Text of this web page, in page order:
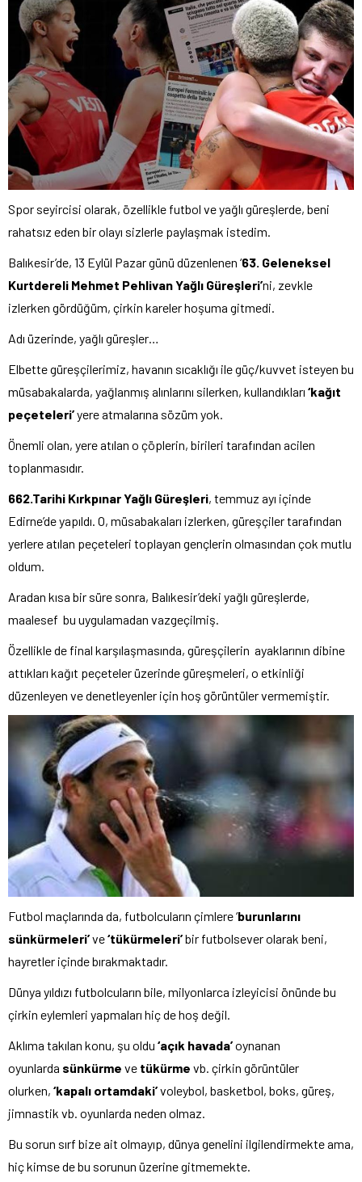
Spor seyircisi olarak, özellikle futbol ve yağlı güreşlerde, beni
rahatsız eden bir olayı sizlerle paylaşmak istedim.
Balıkesir’de, 13 Eylül Pazar günü düzenlenen ‘63. Geleneksel
Kurtdereli Mehmet Pehlivan Yağlı Güreşleri’ni, zevkle
izlerken gördüğüm, çirkin kareler hoşuma gitmedi.
Adı üzerinde, yağlı güreşler…
Elbette güreşçilerimiz, havanın sıcaklığı ile güç/kuvvet isteyen bu
müsabakalarda, yağlanmış alınlarını silerken, kullandıkları ‘kağıt
peçeteleri’yere atmalarına sözüm yok.
Önemli olan, yere atılan o çöplerin, birileri tarafından acilen
toplanmasıdır.
662.Tarihi Kırkpınar Yağlı Güreşleri, temmuz ayı içinde
Edirne’de yapıldı. O, müsabakaları izlerken, güreşçiler tarafından
yerlere atılan peçeteleri toplayan gençlerin olmasından çok mutlu
oldum.
Aradan kısa bir süre sonra, Balıkesir’deki yağlı güreşlerde,
maalesef bu uygulamadan vazgeçilmiş.
Özellikle de final karşılaşmasında, güreşçilerin ayaklarının dibine
attıkları kağıt peçeteler üzerinde güreşmeleri, o etkinliği
düzenleyen ve denetleyenler için hoş görüntüler vermemiştir.
Futbol maçlarında da, futbolcuların çimlere ‘burunlarını
sünkürmeleri’ve‘tükürmeleri’bir futbolsever olarak beni,
hayretler içinde bırakmaktadır.
Dünya yıldızı futbolcuların bile, milyonlarca izleyicisi önünde bu
çirkin eylemleri yapmaları hiç de hoş değil.
Aklıma takılan konu, şu oldu ‘açık havada’oynanan
oyunlarda sünkürme ve tükürme vb. çirkin görüntüler
olurken, ‘kapalı ortamdaki’voleybol, basketbol, boks, güreş,
jimnastik vb. oyunlarda neden olmaz.
Bu sorun sırf bize ait olmayıp, dünya genelini ilgilendirmekte ama,
hiç kimse de bu sorunun üzerine gitmemekte.